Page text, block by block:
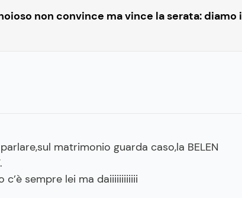
non convince ma vince la serata: diamo i
matrimonio guarda caso,la BELEN
sempre lei ma daiiiiiiiiiiii